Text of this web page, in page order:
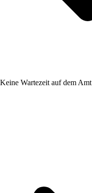
Keine Wartezeit auf dem Amt